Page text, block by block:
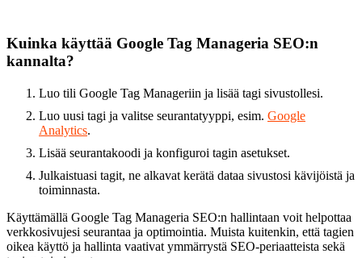
Kuinka käyttää Google Tag Manageria SEO:n
kannalta?
Luo tili Google Tag Manageriin ja lisää tagi sivustollesi.
Luo uusi tagi ja valitse seurantatyyppi, esim. Google
Analytics.
Lisää seurantakoodi ja konfiguroi tagin asetukset.
Julkaistuasi tagit, ne alkavat kerätä dataa sivustosi kävijöistä ja
toiminnasta.
Käyttämällä Google Tag Manageria SEO:n hallintaan voit helpottaa
verkkosivujesi seurantaa ja optimointia. Muista kuitenkin, että tagien
oikea käyttö ja hallinta vaativat ymmärrystä SEO-periaatteista sekä